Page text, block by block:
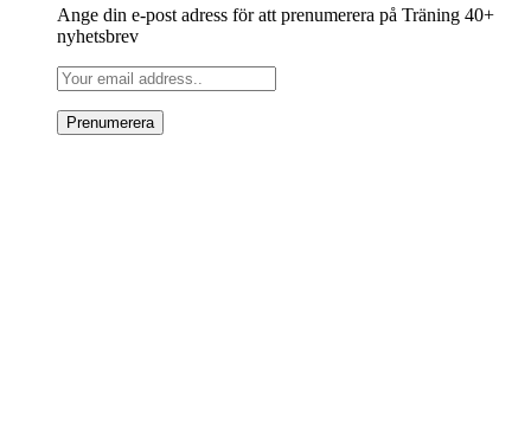
Ange din e-post adress för att prenumerera på Träning 40+
nyhetsbrev